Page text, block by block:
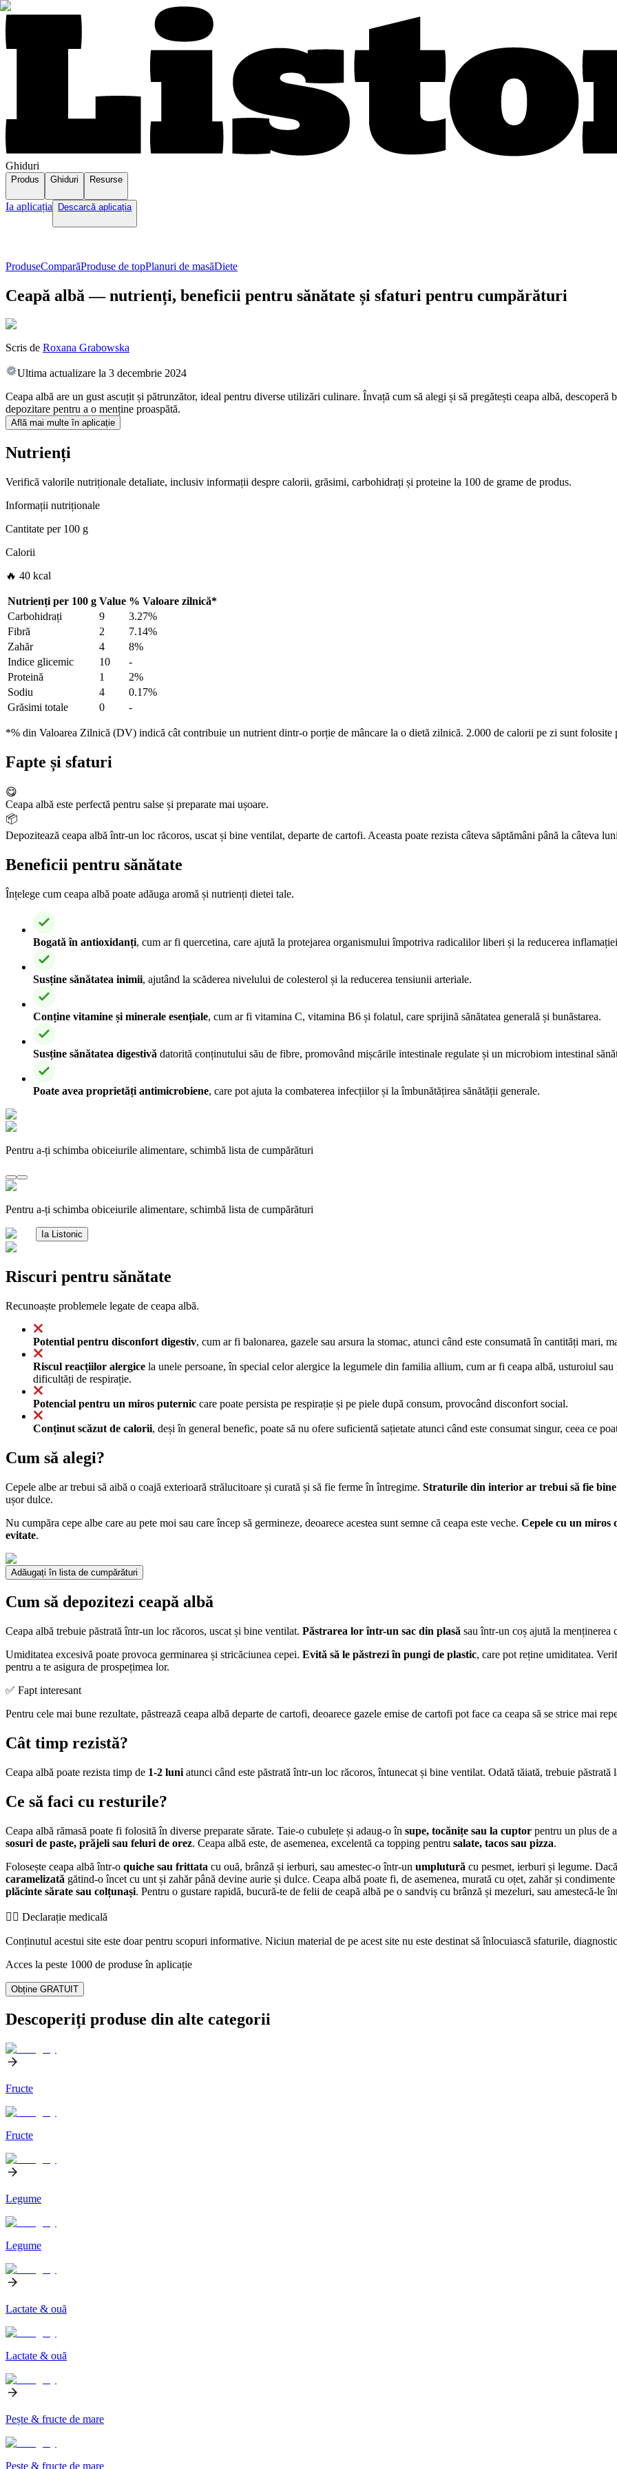
Ghiduri
Produs Ghiduri Resurse
Ia aplicația Descarcă aplicația
ProduseComparăProduse de topPlanuri de masăDiete
Ceapă albă — nutrienți, beneficii pentru sănătate și sfaturi pentru cumpărături
Scris de Roxana Grabowska
Ultima actualizare la 3 decembrie 2024
Ceapa albă are un gust ascuțit și pătrunzător, ideal pentru diverse utilizări culinare. Învață cum să alegi și să pregătești ceapa albă,
depozitare pentru a o menține proaspătă.
Află mai multe în aplicație
Nutrienți
Verifică valorile nutriționale detaliate, inclusiv informații despre calorii, grăsimi, carbohidrați și proteine la 100 de grame de produs.
Informații nutriționale
Cantitate per100 g
Calorii
🔥 40 kcal
Nutrienți per 100 g Value % Valoare zilnică*
Carbohidrați
9
3.27%
Fibră
2
7.14%
Zahăr
4
8%
Indice glicemic
10
-
Proteină
1
2%
Sodiu
4
0.17%
Grăsimi totale
0 -
*% din Valoarea Zilnică (DV) indică cât contribuie un nutrient dintr-o porție de mâncare la o dietă zilnică. 2.000 de calorii pe zi sunt folosite
Fapte și sfaturi
😋
Ceapa albă este perfectă pentru salse și preparate mai ușoare.
📦
Depozitează ceapa albă într-un loc răcoros, uscat și bine ventilat, departe de cartofi. Aceasta poate rezista câteva săptămâni până la câteva
Beneficii pentru sănătate
Înțelege cum ceapa albă poate adăuga aromă și nutrienți dietei tale.
Bogată în antioxidanți, cum ar fi quercetina, care ajută la protejarea organismului împotriva radicalilor liberi și la reducerea
Susține sănătatea inimii, ajutând la scăderea nivelului de colesterol și la reducerea tensiunii arteriale.
Conține vitamine și minerale esențiale, cum ar fi vitamina C, vitamina B6 și folatul, care sprijină sănătatea generală și bunăstarea.
Susține sănătatea digestivă datorită conținutului său de fibre, promovând mișcările intestinale regulate și un microbiom intestinal
Poate avea proprietăți antimicrobiene, care pot ajuta la combaterea infecțiilor și la îmbunătățirea sănătății generale.
Pentru a-ți schimba obiceiurile alimentare, schimbă lista de cumpărături
Pentru a-ți schimba obiceiurile alimentare, schimbă lista de cumpărături
Ia Listonic
Riscuri pentru sănătate
Recunoaște problemele legate de ceapa albă.
Potential pentru disconfort digestiv, cum ar fi balonarea, gazele sau arsura la stomac, atunci când este consumată în cantități mari,
Riscul reacțiilor alergice la unele persoane, în special celor alergice la legumele din familia allium, cum ar fi ceapa albă, usturoiul
dificultăți de respirație.
Potencial pentru un miros puternic care poate persista pe respirație și pe piele după consum, provocând disconfort social.
Conținut scăzut de calorii, deși în general benefic, poate să nu ofere suficientă sațietate atunci când este consumat singur, ceea ce
Cum să alegi?
Cepele albe ar trebui să aibă o coajă exterioară strălucitoare și curată și să fie ferme în întregime. Straturile din interior ar trebui să fie bine
ușor dulce.
Nu cumpăra cepe albe care au pete moi sau care încep să germineze, deoarece acestea sunt semne că ceapa este veche. Cepele cu un miros
evitate.
Adăugați în lista de cumpărături
Cum să depozitezi ceapă albă
Ceapa albă trebuie păstrată într-un loc răcoros, uscat și bine ventilat. Păstrarea lor într-un sac din plasă sau într-un coș ajută la
Umiditatea excesivă poate provoca germinarea și stricăciunea cepei. Evită să le păstrezi în pungi de plastic, care pot reține umiditatea.
pentru a te asigura de prospețimea lor.
✅ Fapt interesant
Pentru cele mai bune rezultate, păstrează ceapa albă departe de cartofi, deoarece gazele emise de cartofi pot face ca ceapa să se strice mai
Cât timp rezistă?
Ceapa albă poate rezista timp de 1-2 luni atunci când este păstrată într-un loc răcoros, întunecat și bine ventilat. Odată tăiată, trebuie
Ce să faci cu resturile?
Ceapa albă rămasă poate fi folosită în diverse preparate sărate. Taie-o cubulețe și adaug-o în supe, tocănițe sau la cuptor pentru un plus de
sosuri de paste, prăjeli sau feluri de orez. Ceapa albă este, de asemenea, excelentă ca topping pentru salate, tacos sau pizza.
Folosește ceapa albă într-o quiche sau frittata cu ouă, brânză și ierburi, sau amestec-o într-un umplutură cu pesmet, ierburi și legume.
caramelizată gătind-o încet cu unt și zahăr până devine aurie și dulce. Ceapa albă poate fi, de asemenea, murată cu oțet, zahăr și
plăcinte sărate sau colțunași. Pentru o gustare rapidă, bucură-te de felii de ceapă albă pe o sandviș cu brânză și mezeluri, sau amestecă-le
👨‍⚕️️ Declarație medicală
Conținutul acestui site este doar pentru scopuri informative. Niciun material de pe acest site nu este destinat să înlocuiască sfaturile,
Acces la peste 1000 de produse în aplicație
Obține GRATUIT
Descoperiți produse din alte categorii
Fructe
Fructe
Legume
Legume
Lactate & ouă
Lactate & ouă
Pește & fructe de mare
Pește & fructe de mare